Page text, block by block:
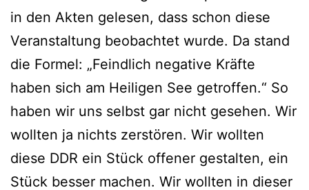
in den Akten gelesen, dass schon diese
Veranstaltung beobachtet wurde. Da stand
die Formel: „Feindlich negative Kräfte
haben sich am Heiligen See getroffen.“ So
haben wir uns selbst gar nicht gesehen. Wir
wollten ja nichts zerstören. Wir wollten
diese DDR ein Stück offener gestalten, ein
Stück besser machen. Wir wollten in dieser